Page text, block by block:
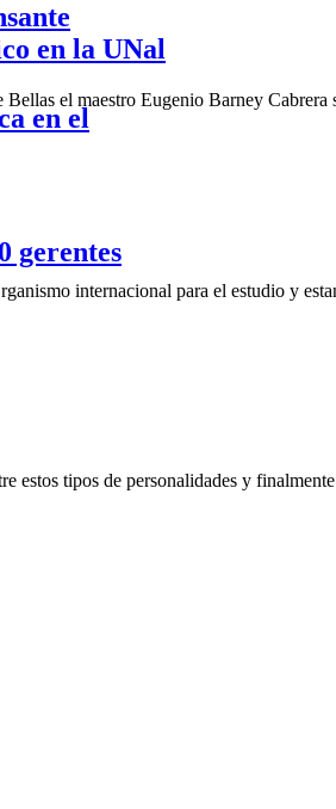
en el
gerentes
en la UNal
el maestro Eugenio Barney Cabrera
internacional para el estudio y
estos tipos de personalidades y